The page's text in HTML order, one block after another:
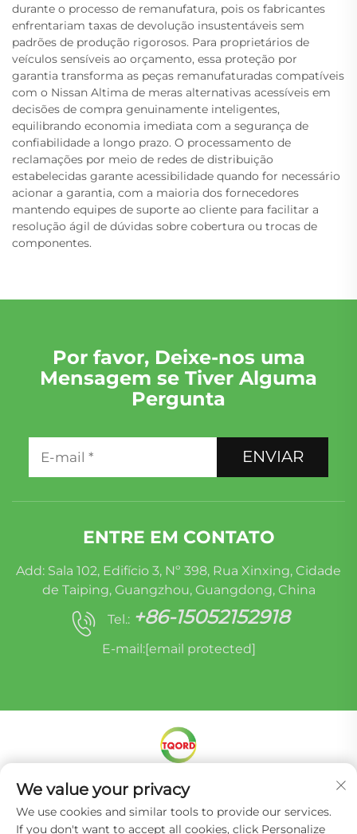
durante o processo de remanufatura, pois os fabricantes
enfrentariam taxas de devolução insustentáveis sem
padrões de produção rigorosos. Para proprietários de
veículos sensíveis ao orçamento, essa proteção por
garantia transforma as peças remanufaturadas compatíveis
com o Nissan Altima de meras alternativas acessíveis em
decisões de compra genuinamente inteligentes,
equilibrando economia imediata com a segurança de
confiabilidade a longo prazo. O processamento de
reclamações por meio de redes de distribuição
estabelecidas garante acessibilidade quando for necessário
acionar a garantia, com a maioria dos fornecedores
mantendo equipes de suporte ao cliente para facilitar a
resolução ágil de dúvidas sobre cobertura ou trocas de
componentes.
Por favor, Deixe-nos uma
Mensagem se Tiver Alguma
Pergunta
ENVIAR
ENTRE EM CONTATO
Add: Sala 102, Edifício 3, Nº 398, Rua Xinxing, Cidade
de Taiping, Guangzhou, Guangdong, China
Tel.: +86-15052152918
E-mail:[email protected]
Direitos autorais © Miracle Oruide (guangzhou)
Auto Parts Remanufacturing Co., Ltd. -
Política
de Privacidade
We value your privacy
We use cookies and similar tools to provide our services.
If you don't want to accept all cookies, click Personalize